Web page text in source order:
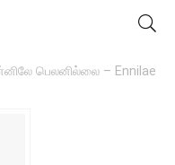
பெலனில்லை – Ennilae